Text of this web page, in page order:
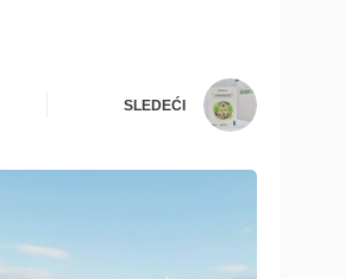
SLEDEĆI